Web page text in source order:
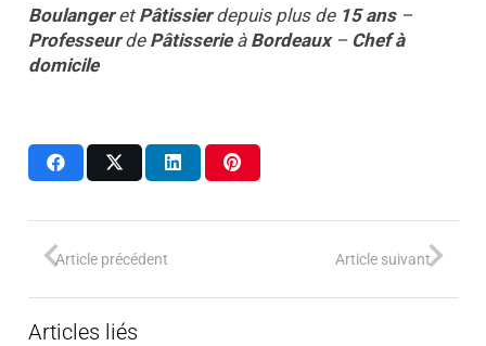
Boulangeret Pâtissierdepuis plus de 15 ans–
Professeurde Pâtisserieà Bordeaux –Chef à
domicile
Article précédent Article suivant
Articles liés